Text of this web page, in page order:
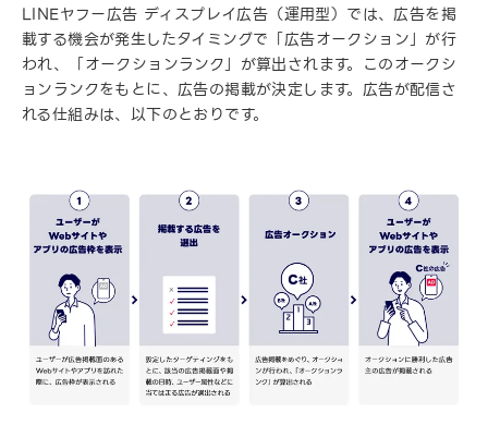
LINEヤフー広告 ディスプレイ広告（運用型）では、広告を掲
載する機会が発生したタイミングで「広告オークション」が行
われ、「オークションランク」が算出されます。このオークシ
ョンランクをもとに、広告の掲載が決定します。広告が配信さ
れる仕組みは、以下のとおりです。